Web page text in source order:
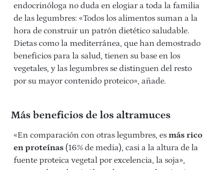
endocrinóloga no duda en elogiar a toda la familia
de las legumbres: «Todos los alimentos suman a la
hora de construir un patrón dietético saludable.
Dietas como la mediterránea, que han demostrado
beneficios para la salud, tienen su base en los
vegetales, y las legumbres se distinguen del resto
por su mayor contenido proteico», añade.
Más beneficios de los altramuces
«En comparación con otras legumbres, es más rico
en proteínas (16% de media), casi a la altura de la
fuente proteica vegetal por excelencia, la soja»,